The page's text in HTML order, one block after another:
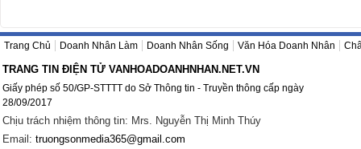
Trang Chủ Doanh Nhân Làm Doanh Nhân Sống Văn Hóa Doanh Nhân
TRANG TIN ĐIỆN TỬ VANHOADOANHNHAN.NET.VN
Giấy phép số 50/GP-STTTT do Sở Thông tin - Truyền thông cấp ngày
28/09/2017
Chịu trách nhiệm thông tin: Mrs. Nguyễn Thị Minh Thúy
Email: truongsonmedia365@gmail.com